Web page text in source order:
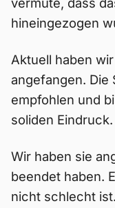
hineingezogen
Aktuell haben
angefangen. Die
empfohlen und
soliden Eindruck.
Wir haben sie
beendet haben.
nicht schlecht